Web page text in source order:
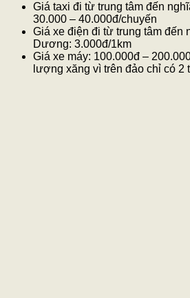
Giá taxi đi từ trung tâm đến
30.000 – 40.000đ/chuyến
Giá xe điện đi từ trung tâm đến
Dương: 3.000đ/1km
Giá xe máy: 100.000đ –
lượng xăng vì trên đảo chỉ có 2